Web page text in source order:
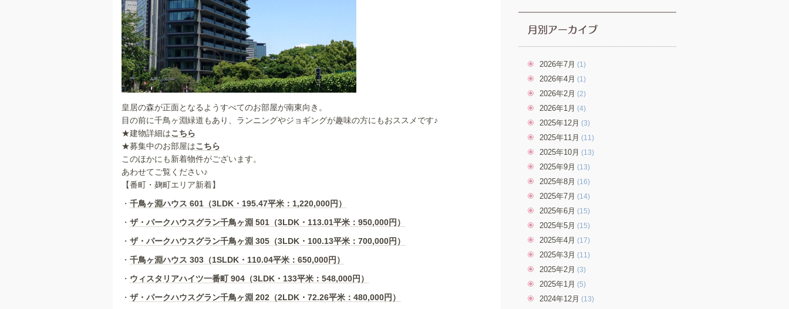
皇居の森が正面となるようすべてのお部屋が南東向き。
目の前に千鳥ヶ淵緑道もあり、ランニングやジョギングが趣味の方にもおススメです♪
★建物詳細はこちら
★募集中のお部屋はこちら
このほかにも新着物件がございます。
あわせてご覧ください♪
【番町・麹町エリア新着】
・ 千鳥ヶ淵ハウス 601（3LDK・195.47平米：1,220,000円）
・ ザ・パークハウスグラン千鳥ヶ淵 501（3LDK・113.01平米：950,000円）
・ ザ・パークハウスグラン千鳥ヶ淵 305（3LDK・100.13平米：700,000円）
・ 千鳥ヶ淵ハウス 303（1SLDK・110.04平米：650,000円）
・ ウィスタリアハイツ一番町 904（3LDK・133平米：548,000円）
・ ザ・パークハウスグラン千鳥ヶ淵 202（2LDK・72.26平米：480,000円）
2026年7月 (1)
2026年4月 (1)
2026年2月 (2)
2026年1月 (4)
2025年12月 (3)
2025年11月 (11)
2025年10月 (13)
2025年9月 (13)
2025年8月 (16)
2025年7月 (14)
2025年6月 (15)
2025年5月 (15)
2025年4月 (17)
2025年3月 (11)
2025年2月 (3)
2025年1月 (5)
2024年12月 (13)